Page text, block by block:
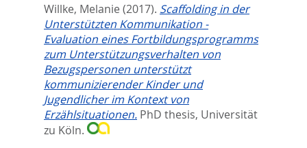
Willke, Melanie (2017). Scaffolding in der
Unterstützten Kommunikation -
Evaluation eines Fortbildungsprogramms
zum Unterstützungsverhalten von
Bezugspersonen unterstützt
kommunizierender Kinder und
Jugendlicher im Kontext von
Erzählsituationen. PhD thesis, Universität
zu Köln.